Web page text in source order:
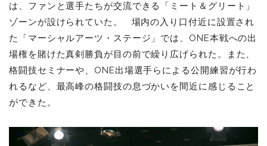
は、ファンと選手たちが交流できる「ミート＆グリート」
ゾーンが設けられていた。
場内の入り口付近に設置され
た「マーシャルアーツ・ステージ」では、ONE本戦への出
場権を賭けた真剣勝負が目の前で繰り広げられた。また、
格闘技セミナーや、ONE出場選手らによる公開練習が行わ
れるなど、最高峰の格闘技の息づかいを間近に感じること
ができた。